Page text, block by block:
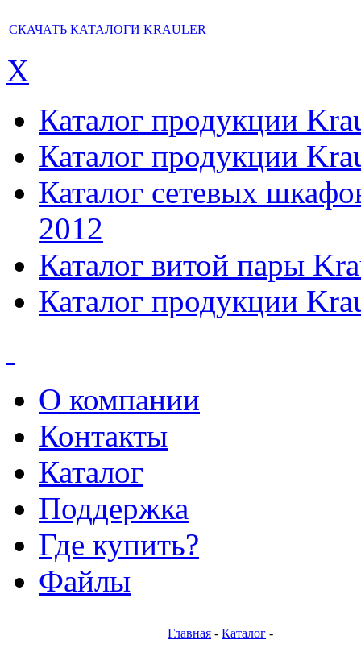
СКАЧАТЬ КАТАЛОГИ KRAULER
X
Каталог продукции
Каталог продукции
Каталог сетевых
2012
Каталог витой пары
Каталог продукции
О компании
Контакты
Каталог
Поддержка
Где купить?
Файлы
Главная - Каталог -